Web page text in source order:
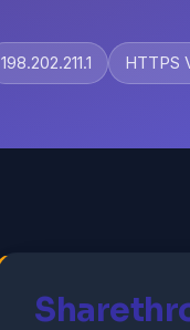
198.202.211.1 HTTPS